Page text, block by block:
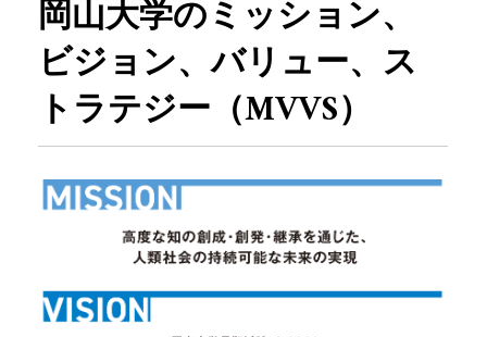
岡山大学のミッション、
ビジョン、バリュー、ス
トラテジー（MVVS）